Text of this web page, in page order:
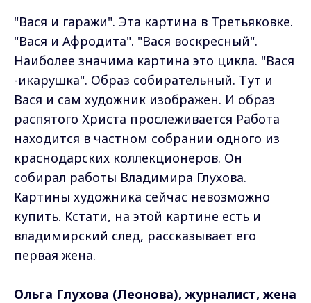
"Вася и гаражи". Эта картина в Третьяковке.
"Вася и Афродита". "Вася воскресный".
Наиболее значима картина это цикла. "Вася
-икарушка". Образ собирательный. Тут и
Вася и сам художник изображен. И образ
распятого Христа прослеживается Работа
находится в частном собрании одного из
краснодарских коллекционеров. Он
собирал работы Владимира Глухова.
Картины художника сейчас невозможно
купить. Кстати, на этой картине есть и
владимирский след, рассказывает его
первая жена.
Ольга Глухова (Леонова), журналист, жена